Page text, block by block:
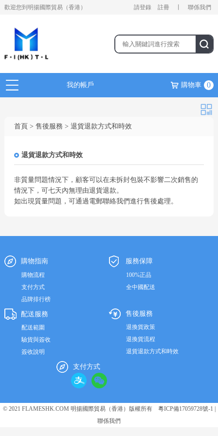
歡迎您到明揚國際貿易（香港） 請登錄 註冊 聯係我們
我的帳戶 購物車 0
首頁 > 售後服務 > 退貨退款方式和時效
退貨退款方式和時效
非質量問題情況下，顧客可以在未拆封包裝不影響二次銷售的
情況下，可七天內無理由退貨退款。
如出現質量問題，可通過電郵聯絡我們進行售後處理。
購物指南
購物流程
支付方式
品牌排行榜
服務保障
100%正品
全中國配送
配送服務
配送範圍
驗貨與簽收
簽收說明
售後服務
退換貨政策
退換貨流程
退貨退款方式和時效
支付方式
© 2021 FLAMESHK.COM 明揚國際貿易（香港）版權所有 粵ICP備17059728號-1
聯係我們